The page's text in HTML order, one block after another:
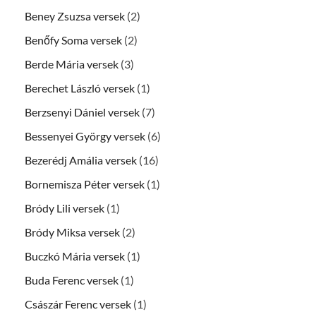
Beney Zsuzsa versek (2)
Benőfy Soma versek (2)
Berde Mária versek (3)
Berechet László versek (1)
Berzsenyi Dániel versek (7)
Bessenyei György versek (6)
Bezerédj Amália versek (16)
Bornemisza Péter versek (1)
Bródy Lili versek (1)
Bródy Miksa versek (2)
Buczkó Mária versek (1)
Buda Ferenc versek (1)
Császár Ferenc versek (1)